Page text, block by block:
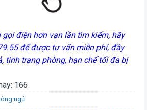
gọi điện hơn vạn lần tìm kiếm, hãy
để được tư vấn miễn phí, đầy
tình trạng phòng, hạn chế tối đa bị
166
ngủ